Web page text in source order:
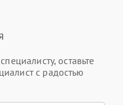
оставьте
с радостью